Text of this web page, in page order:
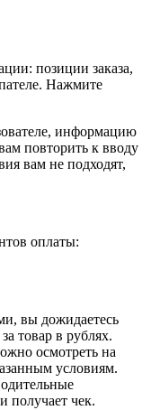
позиции заказа,
Нажмите
информацию
повторить к вводу
вам не подходят,
оплаты:
вы дожидаетесь
товар в рублях.
осмотреть на
условиям.
получает чек.